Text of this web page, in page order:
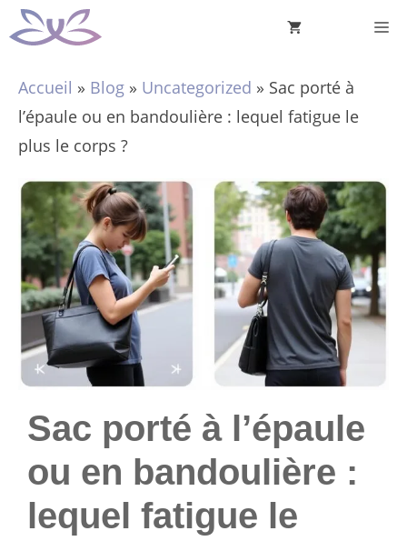
Aller
au
Accueil » Blog » Uncategorized » Sac porté à
l’épaule ou en bandoulière : lequel fatigue le
plus le corps ?
Sac porté à l’épaule
ou en bandoulière :
lequel fatigue le